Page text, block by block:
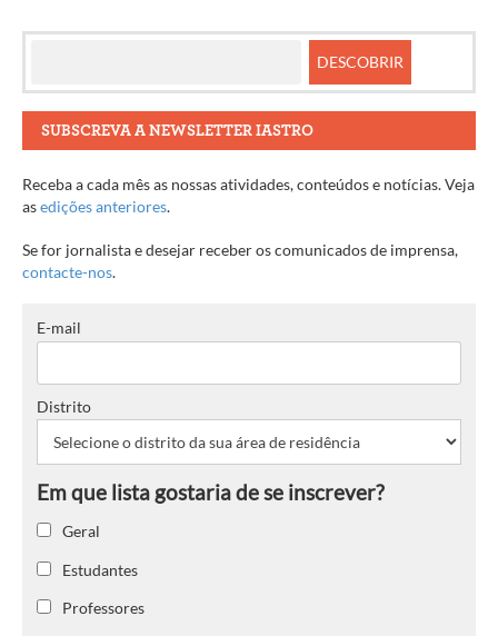
SUBSCREVA A NEWSLETTER IASTRO
Receba a cada mês as nossas atividades, conteúdos e notícias. Veja
asedições anteriores.
Se for jornalista e desejar receber os comunicados de imprensa,
contacte-nos.
E-mail
Distrito
Geral
Estudantes
Professores